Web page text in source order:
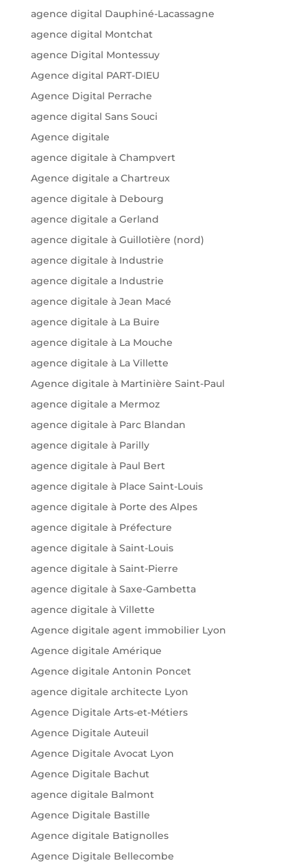
agence digital Dauphiné-Lacassagne
agence digital Montchat
agence Digital Montessuy
Agence digital PART-DIEU
Agence Digital Perrache
agence digital Sans Souci
Agence digitale
agence digitale à Champvert
Agence digitale a Chartreux
agence digitale à Debourg
agence digitale a Gerland
agence digitale à Guillotière (nord)
agence digitale à Industrie
agence digitale a Industrie
agence digitale à Jean Macé
agence digitale à La Buire
agence digitale à La Mouche
agence digitale à La Villette
Agence digitale à Martinière Saint-Paul
agence digitale a Mermoz
agence digitale à Parc Blandan
agence digitale à Parilly
agence digitale à Paul Bert
agence digitale à Place Saint-Louis
agence digitale à Porte des Alpes
agence digitale à Préfecture
agence digitale à Saint-Louis
agence digitale à Saint-Pierre
agence digitale à Saxe-Gambetta
agence digitale à Villette
Agence digitale agent immobilier Lyon
Agence digitale Amérique
Agence digitale Antonin Poncet
agence digitale architecte Lyon
Agence Digitale Arts-et-Métiers
Agence Digitale Auteuil
Agence Digitale Avocat Lyon
Agence Digitale Bachut
agence digitale Balmont
Agence Digitale Bastille
Agence digitale Batignolles
Agence Digitale Bellecombe